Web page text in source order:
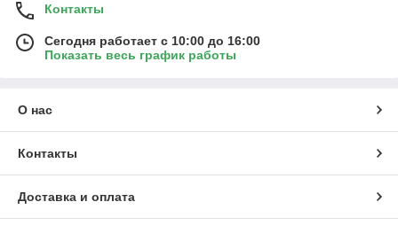
Контакты
Сегодня работает с 10:00 до 16:00
Показать весь график работы
О нас
Контакты
Доставка и оплата